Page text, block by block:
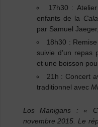
17h30 :
enfants de la
par Samuel
18h30 :
suivie d’un repas
et une boisson
21h : Concert
traditionnel avec
Los Manigans : «
novembre 2015. Le